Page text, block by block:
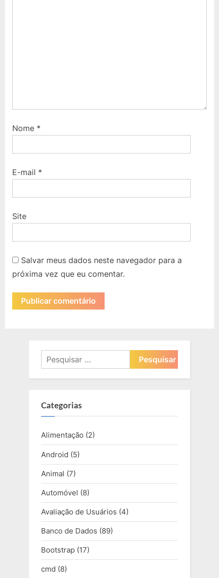
Nome *
E-mail *
Site
Salvar meus dados neste navegador para a
próxima vez que eu comentar.
Pesquisar
por:
Categorias
Alimentação (2)
Android (5)
Animal (7)
Automóvel (8)
Avaliação de Usuários (4)
Banco de Dados (89)
Bootstrap (17)
cmd (8)